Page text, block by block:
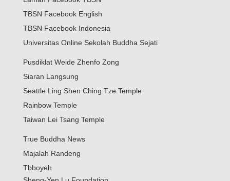
© Copyright 2026 TRUE BUDDHA FOUNDATION. All rights
reserved.